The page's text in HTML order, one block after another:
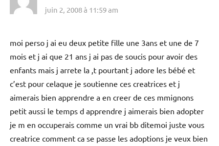
juin 2, 2008 à 11:59 am
moi perso j ai eu deux petite fille une 3ans et une de 7
mois et j ai que 21 ans j ai pas de soucis pour avoir des
enfants mais j arrete la ,t pourtant j adore les bébé et
c’est pour celaque je soutienne ces creatrices et j
aimerais bien apprendre a en creer de ces mmignons
petit aussi le temps d apprendre j aimerais bien adopter
je m en occuperais comme un vrai bb ditemoi juste vous
creatrice comment ca se passe les adoptions je veux bien